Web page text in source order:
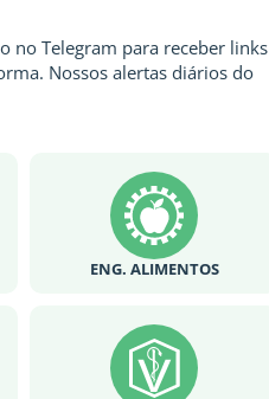
no Telegram para receber links
Nossos alertas diários do
ENG. ALIMENTOS